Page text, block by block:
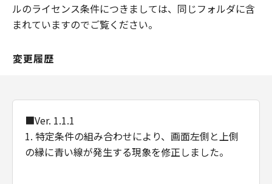
いものとします。
たとえ、キヤノン、キヤノンの子会社、キヤノ
店、またはキヤノンのライセンサーがかかる損
(3) キヤノン、キヤノンの子会社、キヤノンの関
連会社、それらの販売代理店または販売店、ま
たはキヤノンのライセンサーのいずれも、「本
ファームウェア」または「本ファームウェア」
ルのライセンス条件につきましては、同じフォルダに含
まれていますのでご覧ください。
変更履歴
■Ver. 1.1.1
1. 特定条件の組み合わせにより、画面左側と上側
の縁に青い線が発生する現象を修正しました。